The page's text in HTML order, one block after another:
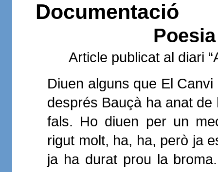
Documentació
Article publicat al diari
Diuen alguns que El
després Bauçà ha anat
fals. Ho diuen per un
rigut molt, ha, ha, però ja
ja ha durat prou la